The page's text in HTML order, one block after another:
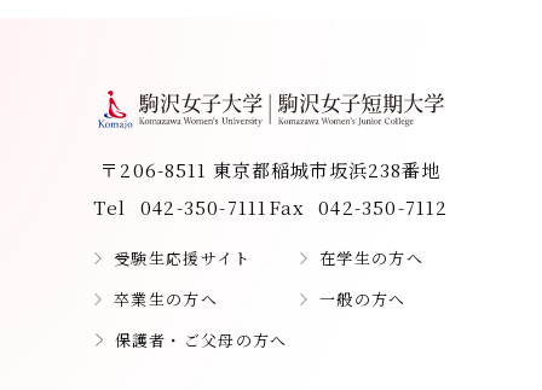
〒206-8511 東京都稲城市坂浜238番地
Tel
042-350-7111 Fax 042-350-7112
受験生応援サイト
在学生の方へ
卒業生の方へ
一般の方へ
保護者・ご父母の方へ